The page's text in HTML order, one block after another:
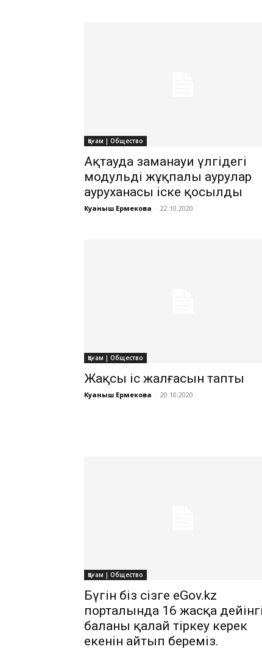
Қоғам | Общество
Ақтауда заманауи үлгідегі
модульді жұқпалы аурулар
ауруханасы іске қосылды
Куаныш Ермекова - 22.10.2020
Қоғам | Общество
Жақсы іс жалғасын тапты
Куаныш Ермекова - 20.10.2020
Қоғам | Общество
️Бүгін біз сізге eGov.kz
порталында 16 жасқа дейінгі
баланы қалай тіркеу керек
екенін айтып береміз.